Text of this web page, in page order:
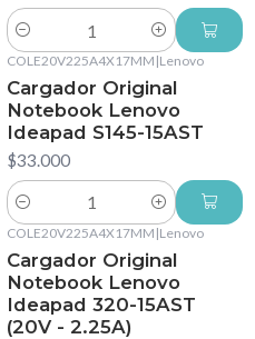
Cantidad
COLE20V225A4X17MM |Lenovo
Cargador Original
Notebook Lenovo
Ideapad S145-15AST
$33.000
Cantidad
COLE20V225A4X17MM |Lenovo
Cargador Original
Notebook Lenovo
Ideapad 320-15AST
(20V - 2.25A)